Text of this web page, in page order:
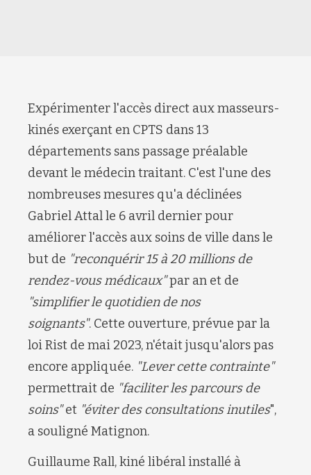
Expérimenter l'accès direct aux masseurs-
kinés exerçant en CPTS dans 13
départements sans passage préalable
devant le médecin traitant. C'est l'une des
nombreuses mesures qu'a déclinées
Gabriel Attal le 6 avril dernier pour
améliorer l'accès aux soins de ville dans le
but de "reconquérir 15 à 20 millions de
rendez-vous médicaux"par an et de
"simplifier le quotidien de nos
soignants". Cette ouverture, prévue par la
loi Rist de mai 2023, n'était jusqu'alors pas
encore appliquée. "Lever cette contrainte"
permettrait de "faciliter les parcours de
soins"et "éviter des consultations inutiles",
a souligné Matignon.
Guillaume Rall, kiné libéral installé à